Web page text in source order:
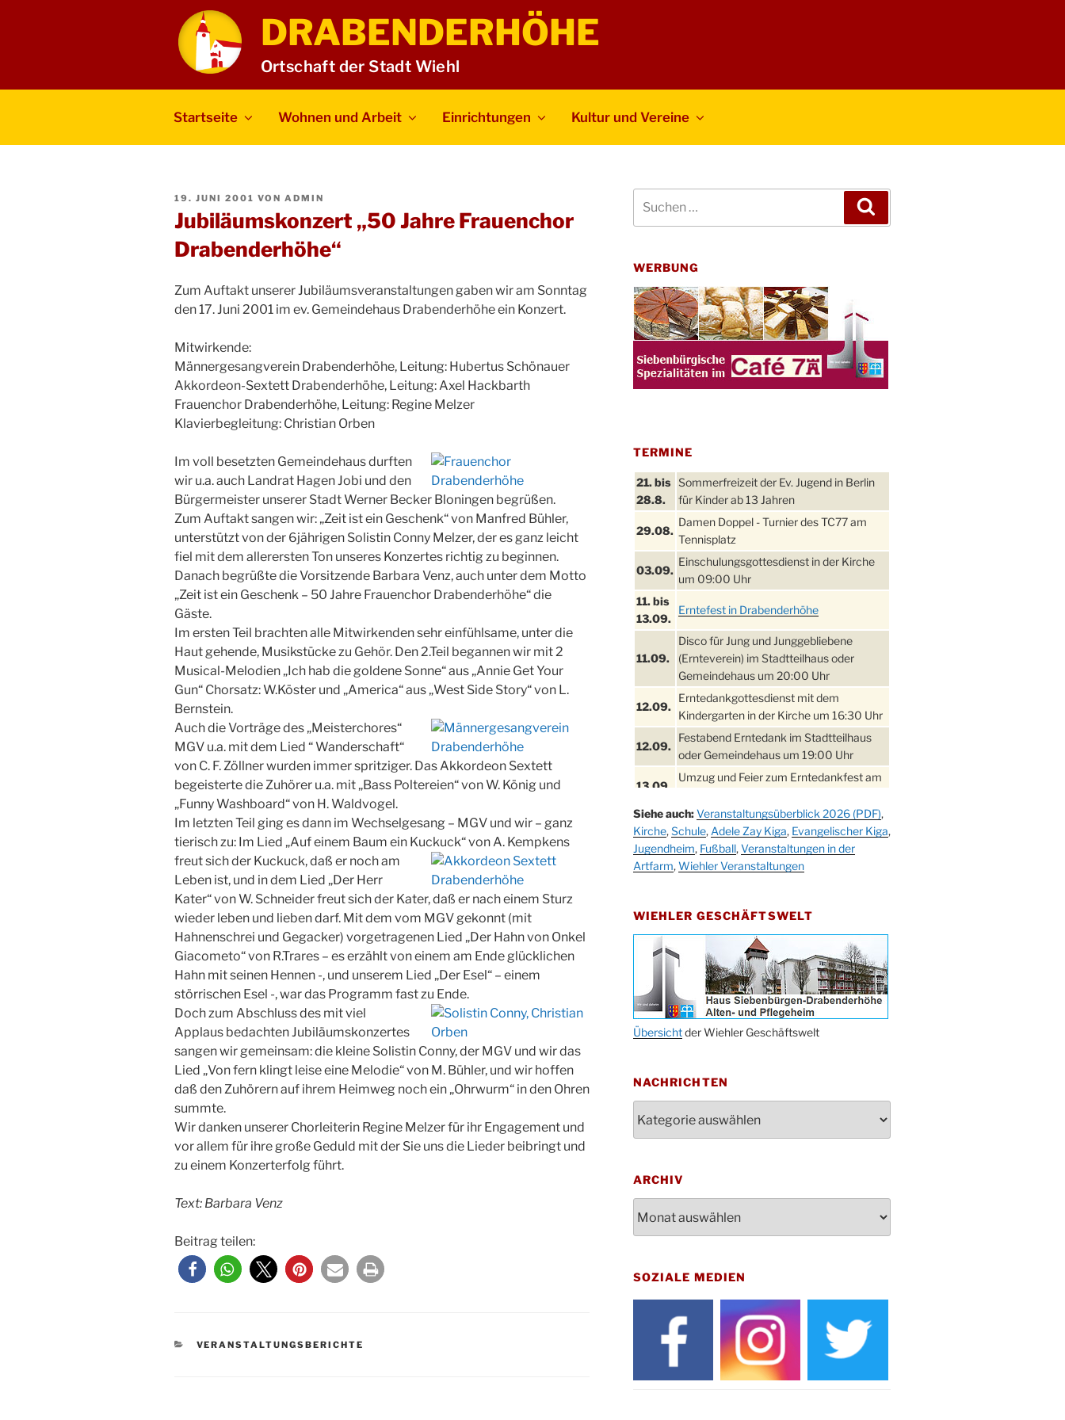
DRABENDERHÖHE
Ortschaft der Stadt Wiehl
Startseite Wohnen und Arbeit Einrichtungen Kultur und Vereine
VERÖFFENTLICHT
19. JUNI 2001 VON ADMIN
Jubiläumskonzert „50 Jahre Frauenchor
Drabenderhöhe“
Zum Auftakt unserer Jubiläumsveranstaltungen gaben wir am Sonntag
den 17. Juni 2001 im ev. Gemeindehaus Drabenderhöhe ein Konzert.
Mitwirkende:
Männergesangverein Drabenderhöhe, Leitung: Hubertus Schönauer
Akkordeon-Sextett Drabenderhöhe, Leitung: Axel Hackbarth
Frauenchor Drabenderhöhe, Leitung: Regine Melzer
Klavierbegleitung: Christian Orben
Im voll besetzten Gemeindehaus durften
wir u.a. auch Landrat Hagen Jobi und den
Bürgermeister unserer Stadt Werner Becker Bloningen begrüßen.
Zum Auftakt sangen wir: „Zeit ist ein Geschenk“ von Manfred Bühler,
unterstützt von der 6jährigen Solistin Conny Melzer, der es ganz leicht
fiel mit dem allerersten Ton unseres Konzertes richtig zu beginnen.
Danach begrüßte die Vorsitzende Barbara Venz, auch unter dem Motto
„Zeit ist ein Geschenk – 50 Jahre Frauenchor Drabenderhöhe“ die
Gäste.
Im ersten Teil brachten alle Mitwirkenden sehr einfühlsame, unter die
Haut gehende, Musikstücke zu Gehör. Den 2.Teil begannen wir mit 2
Musical-Melodien „Ich hab die goldene Sonne“ aus „Annie Get Your
Gun“ Chorsatz: W.Köster und „America“ aus „West Side Story“ von L.
Bernstein.
Auch die Vorträge des „Meisterchores“
MGV u.a. mit dem Lied “ Wanderschaft“
von C. F. Zöllner wurden immer spritziger. Das Akkordeon Sextett
begeisterte die Zuhörer u.a. mit „Bass Poltereien“ von W. König und
„Funny Washboard“ von H. Waldvogel.
Im letzten Teil ging es dann im Wechselgesang – MGV und wir – ganz
tierisch zu: Im Lied „Auf einem Baum ein Kuckuck“ von A. Kempkens
freut sich der Kuckuck, daß er noch am
Leben ist, und in dem Lied „Der Herr
Kater“ von W. Schneider freut sich der Kater, daß er nach einem Sturz
wieder leben und lieben darf. Mit dem vom MGV gekonnt (mit
Hahnenschrei und Gegacker) vorgetragenen Lied „Der Hahn von Onkel
Giacometo“ von R.Trares – es erzählt von einem am Ende glücklichen
Hahn mit seinen Hennen -, und unserem Lied „Der Esel“ – einem
störrischen Esel -, war das Programm fast zu Ende.
Doch zum Abschluss des mit viel
Applaus bedachten Jubiläumskonzertes
sangen wir gemeinsam: die kleine Solistin Conny, der MGV und wir das
Lied „Von fern klingt leise eine Melodie“ von M. Bühler, und wir hoffen
daß den Zuhörern auf ihrem Heimweg noch ein „Ohrwurm“ in den Ohren
summte.
Wir danken unserer Chorleiterin Regine Melzer für ihr Engagement und
vor allem für ihre große Geduld mit der Sie uns die Lieder beibringt und
zu einem Konzerterfolg führt.
Text: Barbara Venz
Beitrag teilen:
KATEGORIEN
VERANSTALTUNGSBERICHTE
nach:
WERBUNG
TERMINE
21. bis
28.8.
Sommerfreizeit der Ev. Jugend in Berlin
für Kinder ab 13 Jahren
29.08.
Damen Doppel - Turnier des TC77 am
Tennisplatz
03.09.
Einschulungsgottesdienst in der Kirche
um 09:00 Uhr
11. bis
13.09.
Erntefest in Drabenderhöhe
11.09.
Disco für Jung und Junggebliebene
(Ernteverein) im Stadtteilhaus oder
Gemeindehaus um 20:00 Uhr
12.09.
Erntedankgottesdienst mit dem
Kindergarten in der Kirche um 16:30 Uhr
12.09.
Festabend Erntedank im Stadtteilhaus
oder Gemeindehaus um 19:00 Uhr
13.09.
Umzug und Feier zum Erntedankfest am
19.09.
Schlagerabend im Stadtteilhaus
Drabenderhöhe
25. u.
26.09.
Oktoberfest im Cafe XXS
10-12 Uhr
09.10.
Afterwork-Andacht um 18:00 Uhr in der
Kirche
10.10.
Sandmännchen-Gottesdienst in der
Kirche oder im Ev. Gemeindehaus um
18:00 Uhr
11.10.
Oktoberfest MGV im Stadtteilhaus um
29.10.
Gemeindehaus von 16-20 Uhr
31.10.
Kirche um 18:30 Uhr
12.11.
15.11.
21.11.
Basar im Ev. Gemeindehaus von 14-
Katharinenball des Honterus Chors im
Stadtteilhaus um 19:00 Uhr
Kinderbibeltag im Ev. Gemeindehaus von
10-12 Uhr
Siehe auch: Veranstaltungsüberblick 2026 (PDF),
Kirche,Schule, Adele Zay Kiga, Evangelischer Kiga,
Jugendheim, Fußball,Veranstaltungen in der
Artfarm,Wiehler Veranstaltungen
WIEHLER GESCHÄFTSWELT
Übersichtder Wiehler Geschäftswelt
NACHRICHTEN
ARCHIV
SOZIALE MEDIEN